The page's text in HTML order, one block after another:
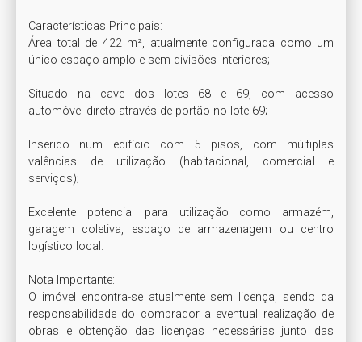
Características Principais:
Área total de 422 m², atualmente configurada como um
único espaço amplo e sem divisões interiores;
Situado na cave dos lotes 68 e 69, com acesso
automóvel direto através de portão no lote 69;
Inserido num edifício com 5 pisos, com múltiplas
valências de utilização (habitacional, comercial e
serviços);
Excelente potencial para utilização como armazém,
garagem coletiva, espaço de armazenagem ou centro
logístico local.
Nota Importante:
O imóvel encontra-se atualmente sem licença, sendo da
responsabilidade do comprador a eventual realização de
obras e obtenção das licenças necessárias junto das